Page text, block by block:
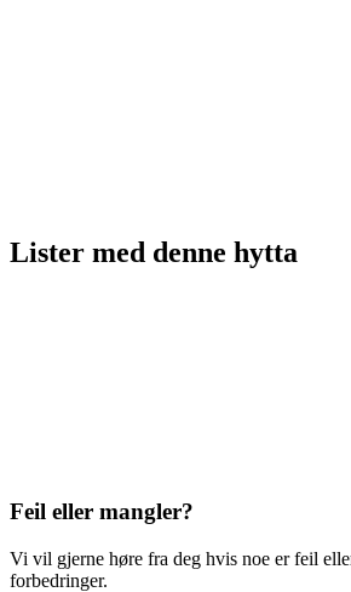
Lister med denne hytta
Feil eller mangler?
Vi vil gjerne høre fra deg hvis noe er feil
forbedringer.